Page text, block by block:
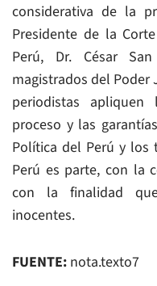
considerativa de la
Presidente de la
Perú, Dr. César
magistrados del Poder
periodistas
proceso y las
Política del Perú y los
Perú es parte, con la
con la finalidad
inocentes.
FUENTE: nota.texto7